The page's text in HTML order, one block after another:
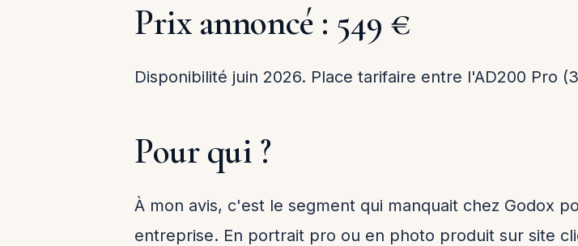
Prix annoncé : 549 €
Disponibilité juin 2026. Place tarifaire entre l'AD200 Pro
Pour qui ?
À mon avis, c'est le segment qui manquait chez Godox
entreprise. En portrait pro ou en photo produit sur site